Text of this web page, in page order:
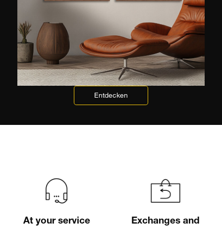
Entdecken
At your service
Exchanges and